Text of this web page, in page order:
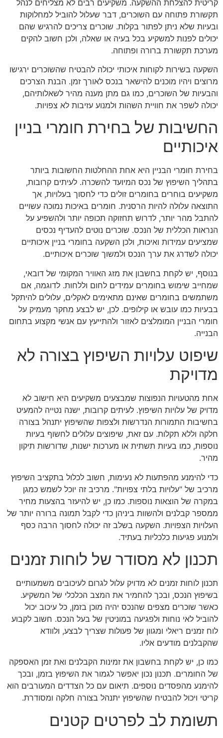
קריטית להצלחת ההשקעה. משקיעים רבים לא מצליחים לנהל
תקשורת פתוחה עם השוכרים, דבר שעלול להוביל למחלוקות
ובעיות שלא ניתן לפתור בקלות. שוכרים צריכים להרגיש שהם
יכולים לפנות למשקיע בכל בעיה או שאלה, ולכן חשוב להקים
מערכת תקשורת ברורה ופתוחה.
השקעה בשירות לקוחות איכותי יכולה להבטיח שהשוכרים ירגישו
מרוצים ויהיו מוכנים להישאר בנכס לאורך זמן. הבנת הצרכים
והבעיות של השוכרים, כמו גם מתן מענה מהיר לשאלותיהם,
יכולה לשפר את חוויית השהות ולמנוע עזיבות לא צפויות.
החשיבות של בחירת חומרי בניין
איכותיים
בחירת חומרי הבניין היא אחת ההחלטות החשובות ביותר
בתהליך השיפוץ של נכס המיועד להשכרה. לעיתים קרובות,
משקיעים בוחרים בחומרים זולים כדי לחסוך בעלויות, אך
התוצאה עלולה להיות הרסנית. חומרים באיכות נמוכה עשויים
להתבל מהר יותר, לדרוש תחזוקה תכופה יותר ולהשפיע על
הנראות הכללית של הנכס. שוכרים נוטים להעדיף נכסים
שמציעים עמידות ואיכות, ולכן השקעה בחומרי בניין איכותיים
יכולה לשדרג את ערך הנכס ולמשוך שוכרים איכותיים.
בנוסף, יש לקחת בחשבון את מזג האוויר המקומי של דובאי,
שמחייב שימוש בחומרים עמידים לחום וללחות. לדוגמה, אם
משתמשים בחומרים שאינם מתאימים לאקלים, עלולים להיתקל
בבעיות כמו עובש או קילופים. לכן, יש לבצע מחקר מעמיק על
חומרי הבניין המומלצים לאזור ולהתייעץ עם אנשי מקצוע בתחום
הבנייה.
שיפוט עלויות השיפוץ בצורה לא
מדויקת
אחת מהטעויות הנפוצות שמבצעים משקיעים היא חישוב לא
מדויק של עלויות השיפוץ. לעיתים קרובות, ישנה נטייה להמעיט
בחשיבות התמורות הנדרשות ולצפות שהשיפוץ יתנהל בצורה
חלקה וללא תקלות. עם זאת, שיפוצים עלולים לחשוף בעיות
נוספות, כמו בעיות תשתית או מערכות ישנות, שדורשות תיקון
מהיר.
כדי להימנע מהפתעות לא נעימות, חשוב לכלול בתקציב השיפוץ
מרכיב של "עלויות בלתי צפויות". מרכיב זה יוכל לשמש כמגן
במקרה של הוצאות נוספות. כמו כן, יש להיעזר בהצעות מחיר
ממספר קבלנים ולהשוות ביניהן כדי לקבל תמונה ברורה יותר של
העלויות הצפויות. השקעה בשלב זה יכולה לחסוך הרבה כסף
ולמנוע פגיעות כלכליות בעתיד.
תכנון לא מסודר של לוחות זמנים
תכנון לוחות זמנים לא מדויק עלול לגרום לעיכובים משמעותיים
בשיפוץ הנכס, ובכך להחמיר את המצב הכלכלי של המשקיע.
כאשר שוכרים מצפים שהנכס יהיה מוכן בזמן, כל עיכוב יכול
להוביל לאי נוחות ולפגיעה במוניטין של בעל הנכס. חשוב לקבוע
לוח זמנים ריאלי ומגוון של פעולות שצריך לבצע, ולוודא
שהקבלנים מודעים אליו.
כמו כן, יש לקחת בחשבון את זמינות הקבלנים ואת זמן האספקה
של החומרים. תכנון נכון יאפשר לגמור את השיפוץ בזמן, ובכך
להימנע מהפסדים נוספים. תיאום עם כל הצדדים המעורבים הוא
קריטי ויכול להבטיח שהשיפוץ יתנהל בצורה חלקה ומסודרת.
תשומת לב לפרטים קטנים